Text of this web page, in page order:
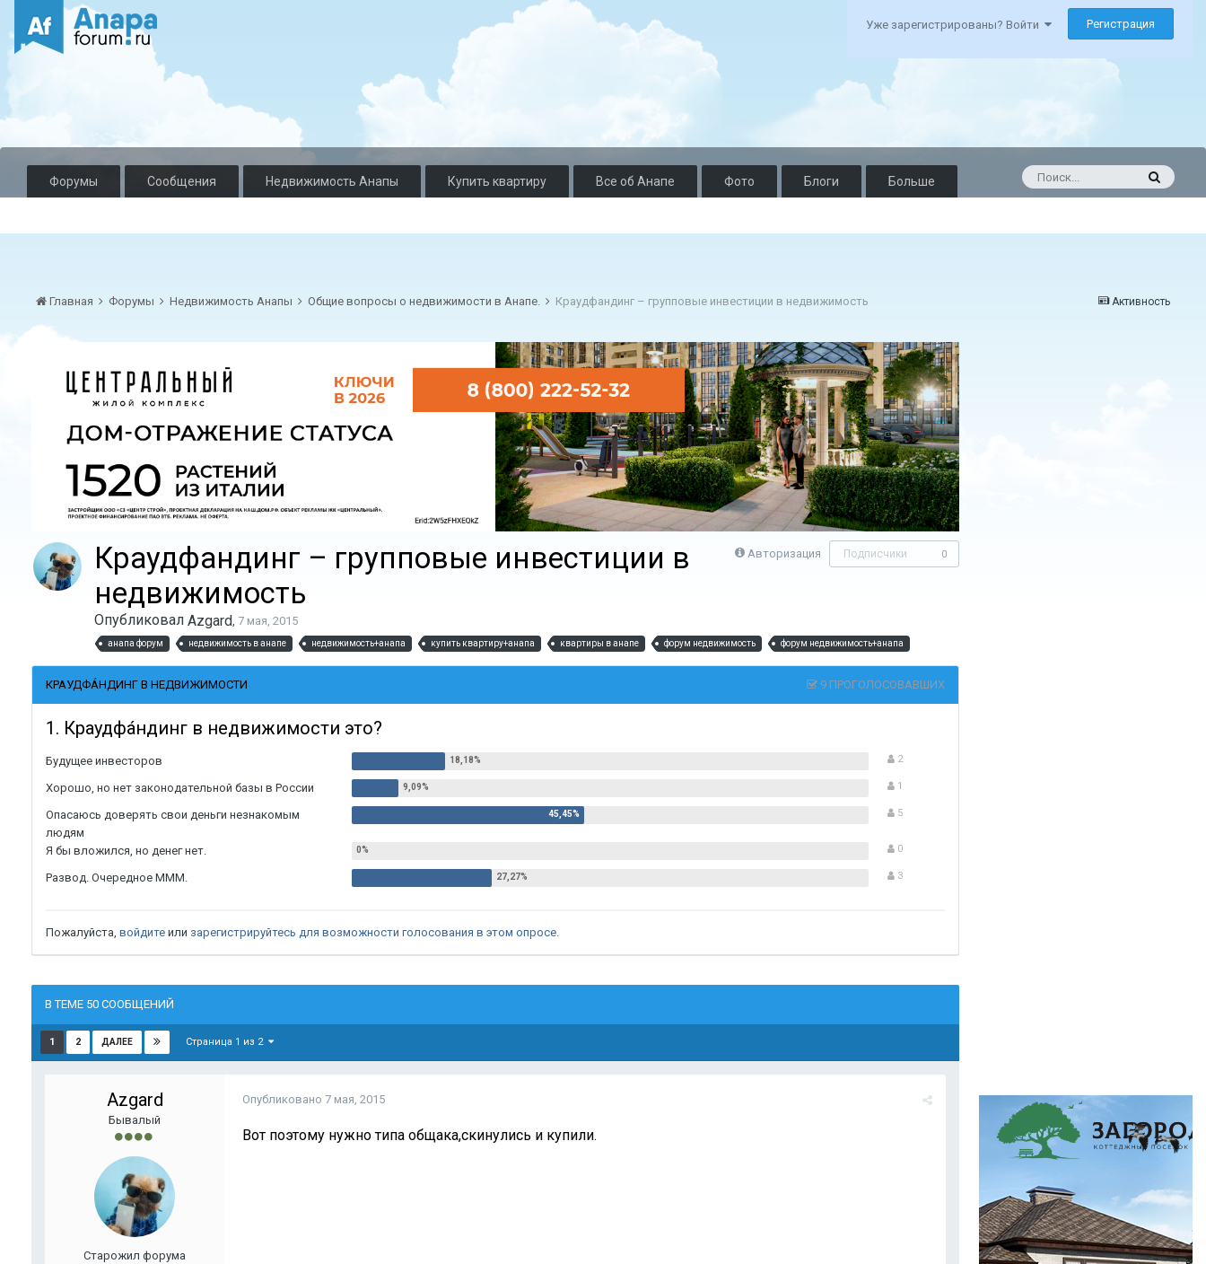
Уже зарегистрированы? Войти Регистрация
Форумы Сообщения Недвижимость Анапы Купить квартиру Все об Анапе Фото Блоги Больше
Активность
Главная Форумы Недвижимость Анапы Общие вопросы о недвижимости в Анапе. Краудфандинг – групповые инвестиции в недвижимость
Авторизация Подписчики 0
Краудфандинг – групповые инвестиции в
недвижимость
Опубликовал Azgard 7 мая, 2015
анапа форум недвижимость в анапе недвижимость+анапа купить квартиру+анапа квартиры в анапе форум недвижимость форум недвижимость+анапа
КРАУДФА́НДИНГ В НЕДВИЖИМОСТИ 9 ПРОГОЛОСОВАВШИХ
1. Краудфа́ндинг в недвижимости это?
Будущее инвесторов 2
Хорошо, но нет законодательной базы в России 1
Опасаюсь доверять свои деньги незнакомым
людям
5
Я бы вложился, но денег нет. 0
Развод. Очередное МММ. 3
Пожалуйста, войдите или зарегистрируйтесь для возможности голосования в этом опросе.
В ТЕМЕ 50 СООБЩЕНИЙ
1 2 ДАЛЕЕ Страница 1 из 2
Azgard
Бывалый
Старожил форума
Опубликовано 7 мая, 2015
Вот поэтому нужно типа общака,скинулись и купили.